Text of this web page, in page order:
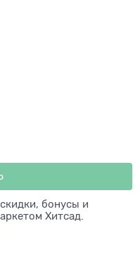
бонусы и
Хитсад.